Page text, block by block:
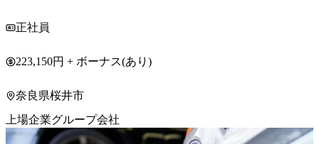
正社員
223,150円 + ボーナス(あり)
奈良県桜井市
上場企業グループ会社